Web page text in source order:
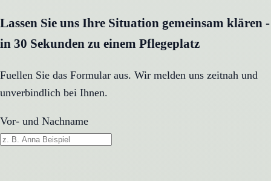
Lassen Sie uns Ihre Situation gemeinsam klären -
in 30 Sekunden zu einem Pflegeplatz
Fuellen Sie das Formular aus. Wir melden uns zeitnah und
unverbindlich bei Ihnen.
Vor- und Nachname